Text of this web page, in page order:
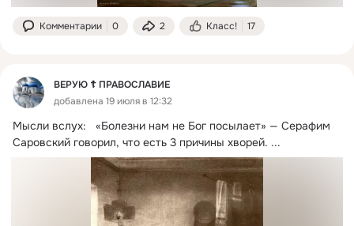
Комментарии 0 2 Класс! 17
ВЕРУЮ ☦️ ПРАВОСЛАВИЕ
добавлена 19 июля в 12:32
Мысли вслух:   «Болезни нам не Бог посылает» — Серафим
Саровский говорил, что есть 3 причины хворей. ...